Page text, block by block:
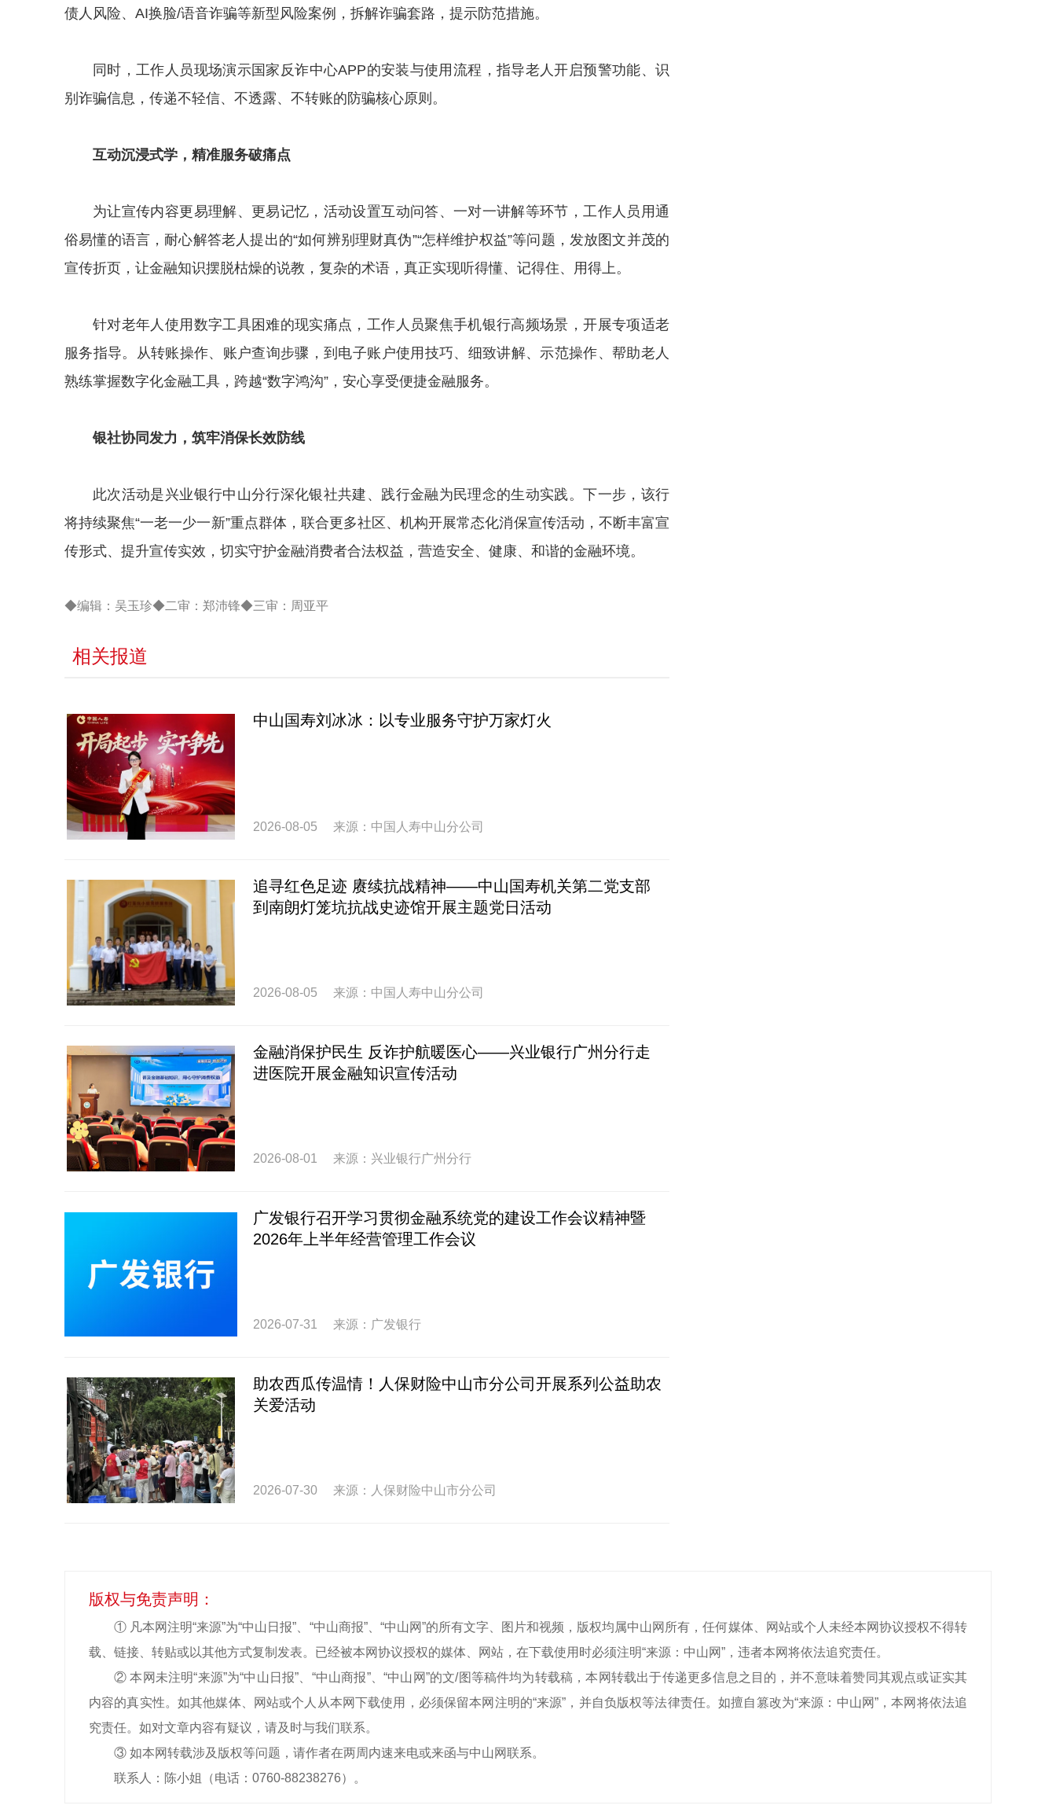
债人风险、AI换脸/语音诈骗等新型风险案例，拆解诈骗套路，提示防范措施。
同时，工作人员现场演示国家反诈中心APP的安装与使用流程，指导老人开启预警功能、识
别诈骗信息，传递不轻信、不透露、不转账的防骗核心原则。
互动沉浸式学，精准服务破痛点
为让宣传内容更易理解、更易记忆，活动设置互动问答、一对一讲解等环节，工作人员用通
俗易懂的语言，耐心解答老人提出的“如何辨别理财真伪”“怎样维护权益”等问题，发放图文并茂的
宣传折页，让金融知识摆脱枯燥的说教，复杂的术语，真正实现听得懂、记得住、用得上。
针对老年人使用数字工具困难的现实痛点，工作人员聚焦手机银行高频场景，开展专项适老
服务指导。从转账操作、账户查询步骤，到电子账户使用技巧、细致讲解、示范操作、帮助老人
熟练掌握数字化金融工具，跨越“数字鸿沟”，安心享受便捷金融服务。
银社协同发力，筑牢消保长效防线
此次活动是兴业银行中山分行深化银社共建、践行金融为民理念的生动实践。下一步，该行
将持续聚焦“一老一少一新”重点群体，联合更多社区、机构开展常态化消保宣传活动，不断丰富宣
传形式、提升宣传实效，切实守护金融消费者合法权益，营造安全、健康、和谐的金融环境。
◆编辑：吴玉珍◆二审：郑沛锋◆三审：周亚平
相关报道
中山国寿刘冰冰：以专业服务守护万家灯火
2026-08-05 来源：中国人寿中山分公司
追寻红色足迹 赓续抗战精神——中山国寿机关第二党支部
到南朗灯笼坑抗战史迹馆开展主题党日活动
2026-08-05 来源：中国人寿中山分公司
金融消保护民生 反诈护航暖医心——兴业银行广州分行走
进医院开展金融知识宣传活动
2026-08-01 来源：兴业银行广州分行
广发银行召开学习贯彻金融系统党的建设工作会议精神暨
2026年上半年经营管理工作会议
2026-07-31 来源：广发银行
助农西瓜传温情！人保财险中山市分公司开展系列公益助农
关爱活动
2026-07-30 来源：人保财险中山市分公司
版权与免责声明：
① 凡本网注明“来源”为“中山日报”、“中山商报”、“中山网”的所有文字、图片和视频，版权均属中山网所有，任何媒体、网站或个人未经本网协议授权不得转
载、链接、转贴或以其他方式复制发表。已经被本网协议授权的媒体、网站，在下载使用时必须注明“来源：中山网”，违者本网将依法追究责任。
② 本网未注明“来源”为“中山日报”、“中山商报”、“中山网”的文/图等稿件均为转载稿，本网转载出于传递更多信息之目的，并不意味着赞同其观点或证实其
内容的真实性。如其他媒体、网站或个人从本网下载使用，必须保留本网注明的“来源”，并自负版权等法律责任。如擅自篡改为“来源：中山网”，本网将依法追
究责任。如对文章内容有疑议，请及时与我们联系。
③ 如本网转载涉及版权等问题，请作者在两周内速来电或来函与中山网联系。
联系人：陈小姐（电话：0760-88238276）。